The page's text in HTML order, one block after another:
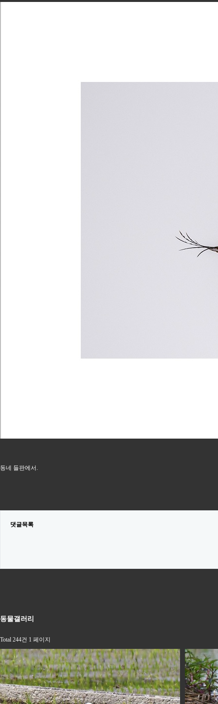
동네 들판에서.
댓글목록
동물갤러리
Total 244건 1 페이지